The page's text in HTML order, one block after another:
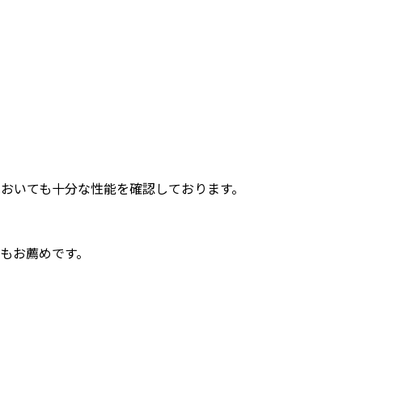
ても十分な性能を確認しております。
薦めです。